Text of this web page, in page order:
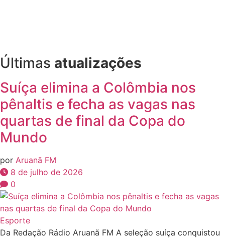
Últimas atualizações
Suíça elimina a Colômbia nos
pênaltis e fecha as vagas nas
quartas de final da Copa do
Mundo
por Aruanã FM
8 de julho de 2026
0
Esporte
Da Redação Rádio Aruanã FM A seleção suíça conquistou